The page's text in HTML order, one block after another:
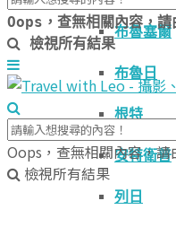
布魯塞爾
布魯日
根特
安特衛普
列日
Oops，查無相關內容，請
檢視所有結果
Oops，查無相關內容，請
檢視所有結果